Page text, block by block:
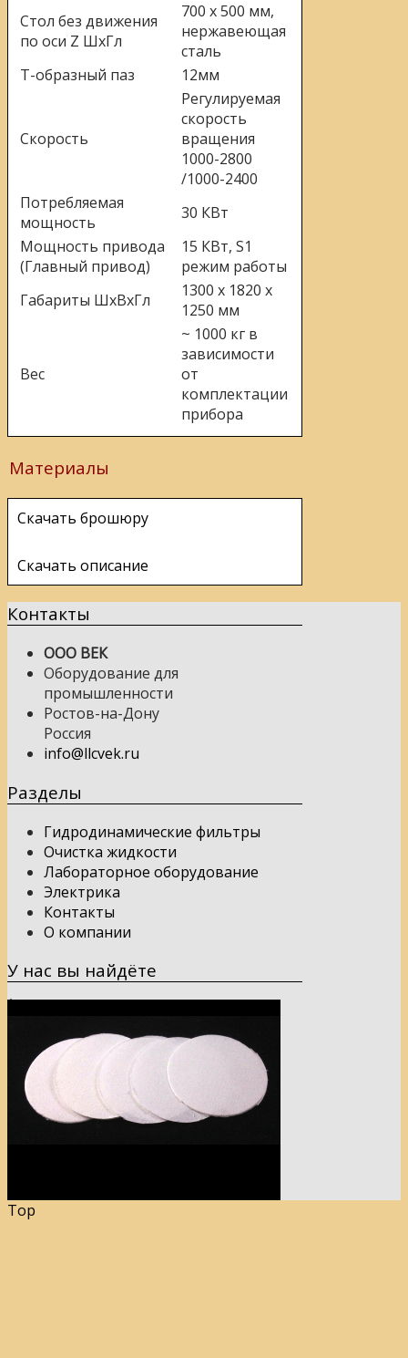
Стол без движения
по оси Z ШхГл
700 x 500 мм,
нержавеющая
сталь
Т-образный паз
12мм
Скорость
Регулируемая
скорость
вращения
1000-2800
/1000-2400
Потребляемая
мощность
30 КВт
Мощность привода
(Главный привод)
15 КВт, S1
режим работы
Габариты ШхВхГл
1300 x 1820 x
1250 мм
Вес
~ 1000 кг в
зависимости
от
комплектации
прибора
Материалы
Скачать брошюру
Скачать описание
Контакты
ООО ВЕК
Оборудование для
промышленности
Ростов-на-Дону
Россия
info@llcvek.ru
Разделы
Гидродинамические фильтры
Очистка жидкости
Лабораторное оборудование
Электрика
Контакты
О компании
У нас вы найдёте
Top